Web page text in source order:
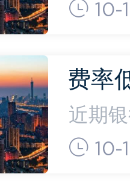
大”！
副总
品牌
10-
费率
金“
近期
响了10-